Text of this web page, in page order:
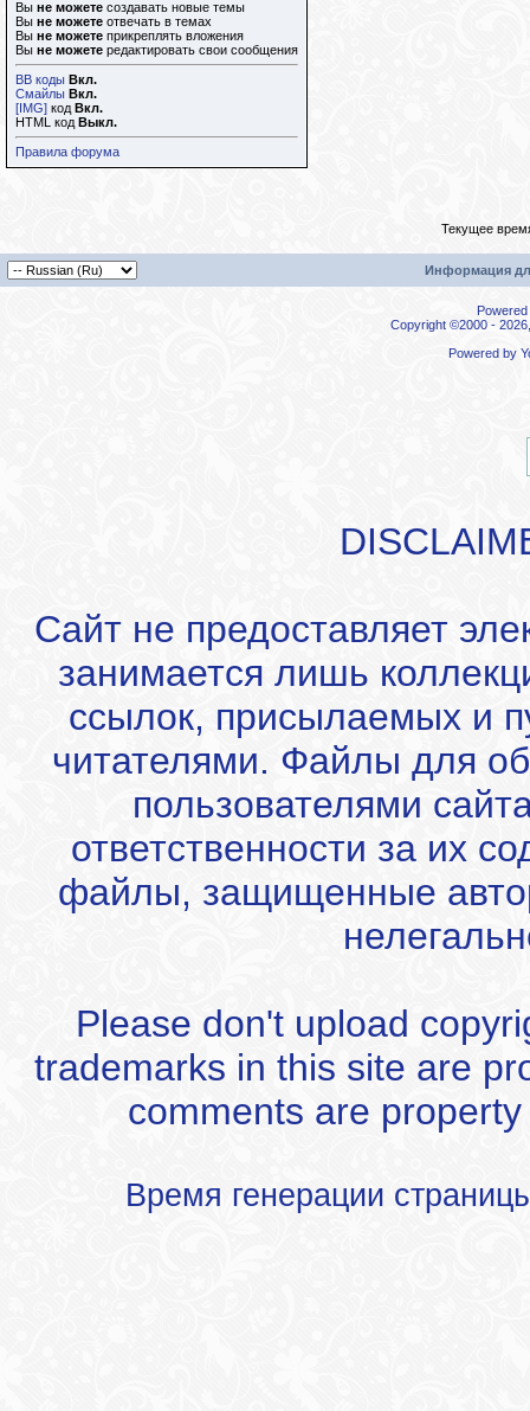
Вы не можете создавать новые темы
Вы не можете отвечать в темах
Вы не можете прикреплять вложения
Вы не можете редактировать свои сообщения
BB коды Вкл.
Смайлы Вкл.
[IMG] код Вкл.
HTML код Выкл.
Правила форума
Текущее
Информация
Copyright ©2000 -
Powered by
Сайт не предоставляет
занимается лишь
ссылок, присылаемых и
читателями. Файлы для
пользователями
ответственности за их
файлы, защищенные
Please don't upload
trademarks in this site are
comments are
Время генерации